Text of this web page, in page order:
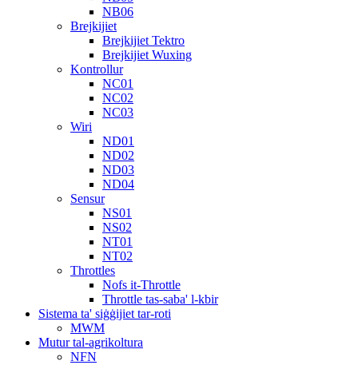
NB06
Brejkijiet
Brejkijiet Tektro
Brejkijiet Wuxing
Kontrollur
NC01
NC02
NC03
Wiri
ND01
ND02
ND03
ND04
Sensur
NS01
NS02
NT01
NT02
Throttles
Nofs it-Throttle
Throttle tas-saba' l-kbir
Sistema ta' siġġijiet tar-roti
MWM
Mutur tal-agrikoltura
NFN